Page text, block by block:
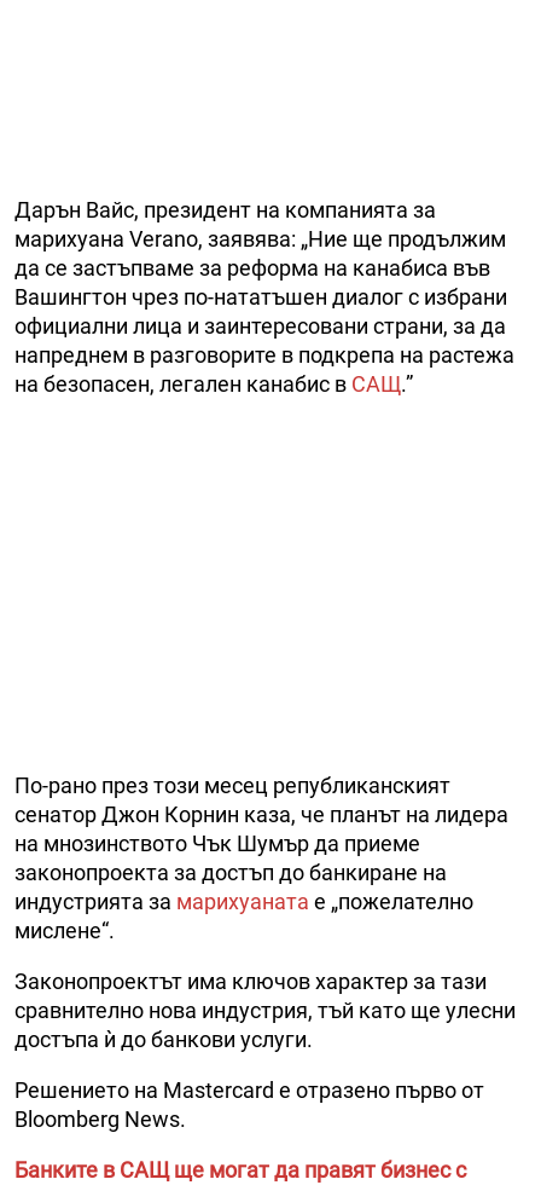
Дарън Вайс, президент на компанията за
марихуана Verano, заявява: „Ние ще продължим
да се застъпваме за реформа на канабиса във
Вашингтон чрез по-нататъшен диалог с избрани
официални лица и заинтересовани страни, за да
напреднем в разговорите в подкрепа на растежа
на безопасен, легален канабис в САЩ.”
По-рано през този месец републиканският
сенатор Джон Корнин каза, че планът на лидера
на мнозинството Чък Шумър да приеме
законопроекта за достъп до банкиране на
индустрията за марихуаната е „пожелателно
мислене“.
Законопроектът има ключов характер за тази
сравнително нова индустрия, тъй като ще улесни
достъпа ѝ до банкови услуги.
Решението на Mastercard е отразено първо от
Bloomberg News.
Банките в САЩ ще могат да правят бизнес с